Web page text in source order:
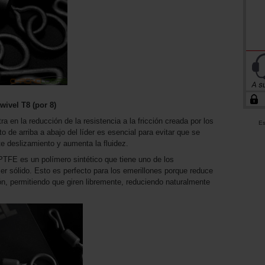
T8 (por 8)
en la reducción de la resistencia a la fricción creada por los
de arriba a abajo del líder es esencial para evitar que se
deslizamiento y aumenta la fluidez.
es un polímero sintético que tiene uno de los
sólido. Esto es perfecto para los emerillones porque reduce
permitiendo que giren libremente, reduciendo naturalmente